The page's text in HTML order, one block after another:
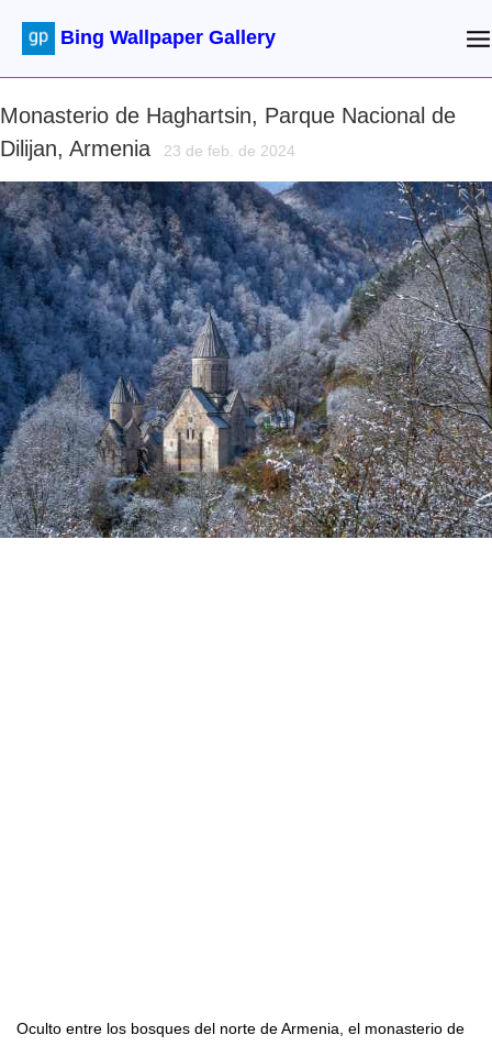
Bing Wallpaper Gallery
Monasterio de Haghartsin, Parque Nacional de
Dilijan, Armenia
23 de feb. de 2024
Oculto entre los bosques del norte de Armenia, el monasterio de